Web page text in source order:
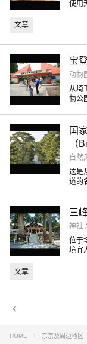
使用
文章
宝
动物
从埼
物公
国
（
自然
这是
道的
三
神社
位于
境宜
文章
HOME 东京及周边地区